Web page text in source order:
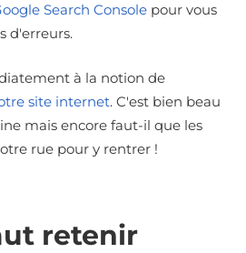
Search Console pour vous
d'erreurs.
à la notion de
site internet. C'est bien beau
mais encore faut-il que les
rue pour y rentrer !
retenir